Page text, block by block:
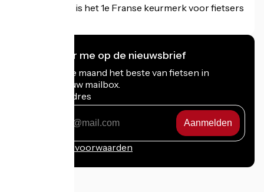
Accueil Vélo is het 1e Franse keurmerk voor fietsers
Ik abonneer me op de nieuwsbrief
Ontvang elke maand het beste van fietsen in
Frankrijk in uw mailbox.
Mijn e-mailadres
Inschrijvingsvoorwaarden